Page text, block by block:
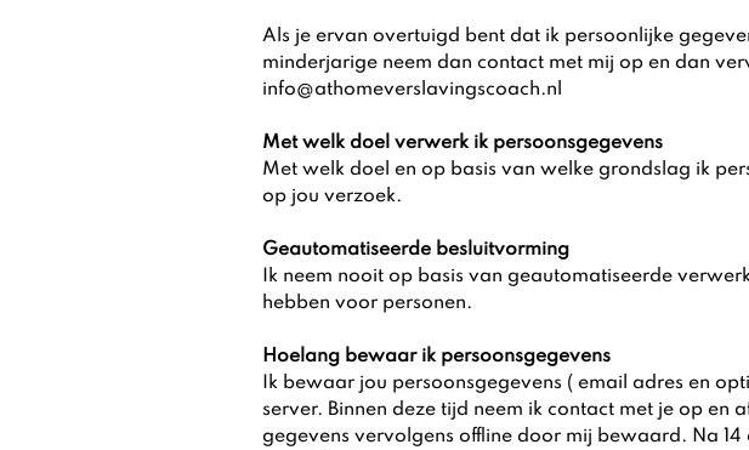
Als je ervan overtuigd bent dat ik persoonlijke
minderjarige neem dan contact met mij op en dan
info@athomeverslavingscoach.nl
Met welk doel verwerk ik persoonsgegevens
Met welk doel en op basis van welke grondslag ik
op jou verzoek.
Geautomatiseerde besluitvorming
Ik neem nooit op basis van geautomatiseerde
hebben voor personen.
Hoelang bewaar ik persoonsgegevens
Ik bewaar jou persoonsgegevens ( email adres en
server. Binnen deze tijd neem ik contact met je op
gegevens vervolgens offline door mij bewaard. Na